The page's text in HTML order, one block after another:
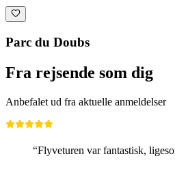
Parc du Doubs
Fra rejsende som dig
Anbefalet ud fra aktuelle anmeldelser
“Flyveturen var fantastisk,